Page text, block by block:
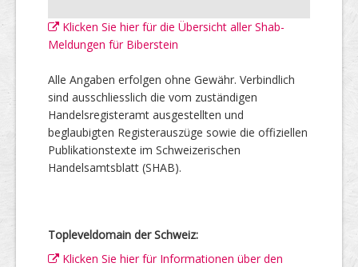
Klicken Sie hier für die Übersicht aller Shab-
Meldungen für Biberstein
Alle Angaben erfolgen ohne Gewähr. Verbindlich
sind ausschliesslich die vom zuständigen
Handelsregisteramt ausgestellten und
beglaubigten Registerauszüge sowie die offiziellen
Publikationstexte im Schweizerischen
Handelsamtsblatt (SHAB).
Topleveldomain der Schweiz:
Klicken Sie hier für Informationen über den